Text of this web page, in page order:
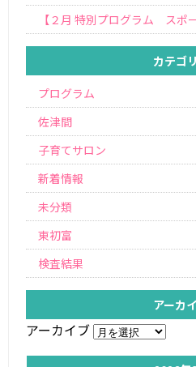
【２月 特別プログラム スポ
カテゴ
プログラム
佐津間
子育てサロン
新着情報
未分類
東初富
検査結果
アーカ
アーカイブ